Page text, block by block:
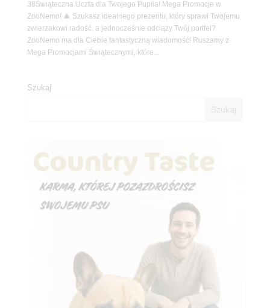
38Świąteczna Uczta dla Twojego Pupila! Mega Promocje w
ZooNemo! 🎄 Szukasz idealnego prezentu, który sprawi Twojemu
zwierzakowi radość, a jednocześnie odciąży Twój portfel?
ZooNemo ma dla Ciebie fantastyczną wiadomość! Ruszamy z
Mega Promocjami Świątecznymi, które...
Szukaj